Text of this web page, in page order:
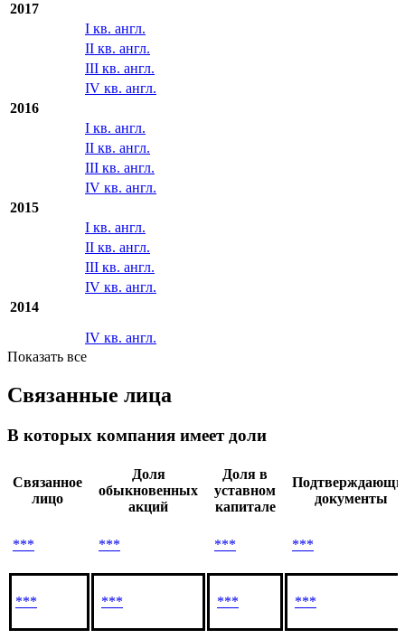
2017
I кв. англ.
II кв. англ.
III кв. англ.
IV кв. англ.
2016
I кв. англ.
II кв. англ.
III кв. англ.
IV кв. англ.
2015
I кв. англ.
II кв. англ.
III кв. англ.
IV кв. англ.
2014
IV кв. англ.
Показать все
Связанные лица
В которых компания имеет доли
Связанное
лицо
Доля
обыкновенных
акций
Доля в
уставном
капитале
документы
*** *** *** ***
*** *** *** ***